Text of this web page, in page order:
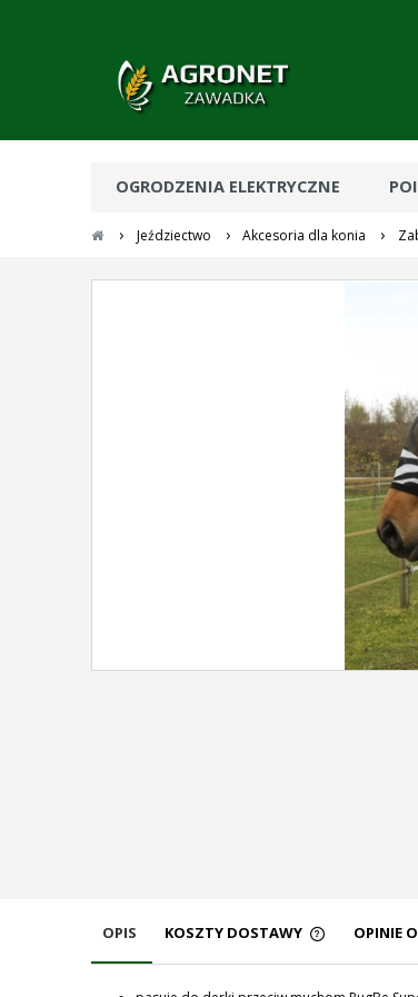
OGRODZENIA ELEKTRYCZNE
› Jeździectwo › Akcesoria dla konia ›
OPIS KOSZTY DOSTAWY OPINIE